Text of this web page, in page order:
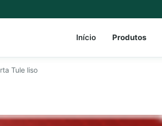
Início Produtos
Tule liso